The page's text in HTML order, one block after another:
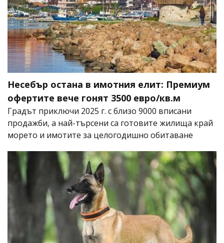
Несебър остана в имотния елит: Премиум
офертите вече гонят 3500 евро/кв.м
Градът приключи 2025 г. с близо 9000 вписани
продажби, а най-търсени са готовите жилища край
морето и имотите за целогодишно обитаване